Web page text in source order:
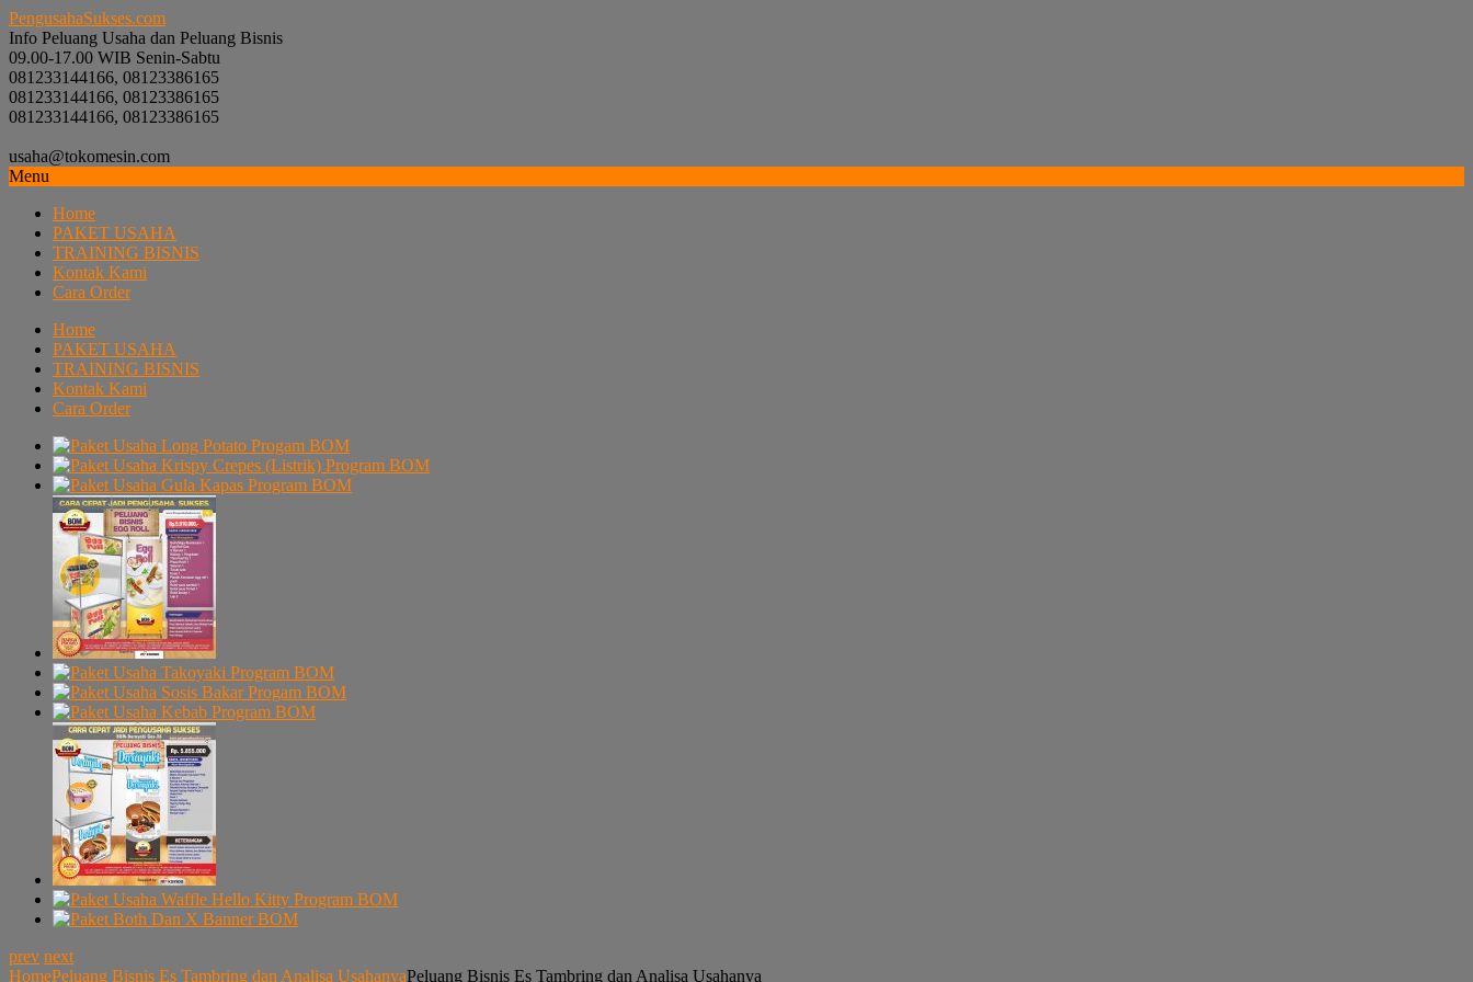
PengusahaSukses.com
Info Peluang Usaha dan Peluang Bisnis
09.00-17.00 WIB Senin-Sabtu
081233144166, 08123386165
081233144166, 08123386165
081233144166, 08123386165
usaha@tokomesin.com
Menu
Home
PAKET USAHA
TRAINING BISNIS
Kontak Kami
Cara Order
Home
PAKET USAHA
TRAINING BISNIS
Kontak Kami
Cara Order
prev next
HomePeluang Bisnis Es Tambring dan Analisa UsahanyaPeluang Bisnis Es Tambring dan Analisa Usahanya